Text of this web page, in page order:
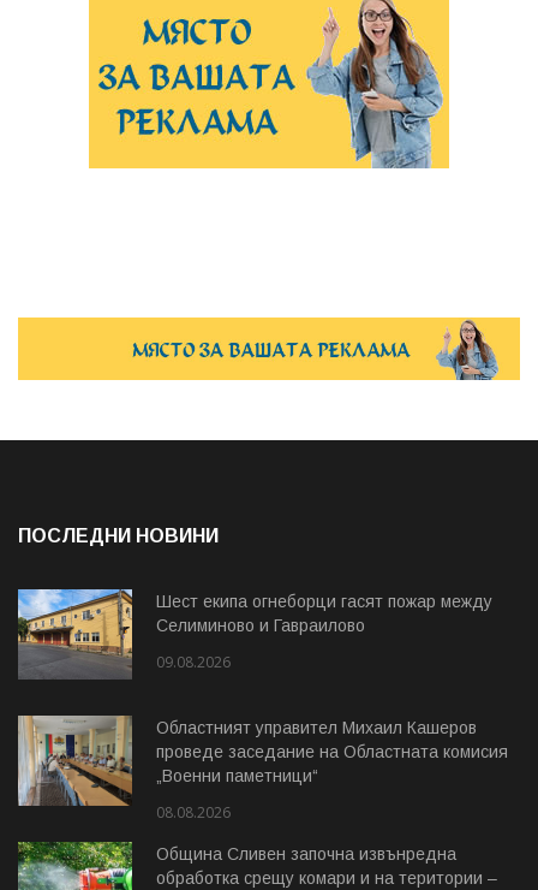
ПОСЛЕДНИ НОВИНИ
Шест екипа огнеборци гасят пожар между
Селиминово и Гавраилово
09.08.2026
Областният управител Михаил Кашеров
проведе заседание на Областната комисия
„Военни паметници“
08.08.2026
Община Сливен започна извънредна
обработка срещу комари и на територии –